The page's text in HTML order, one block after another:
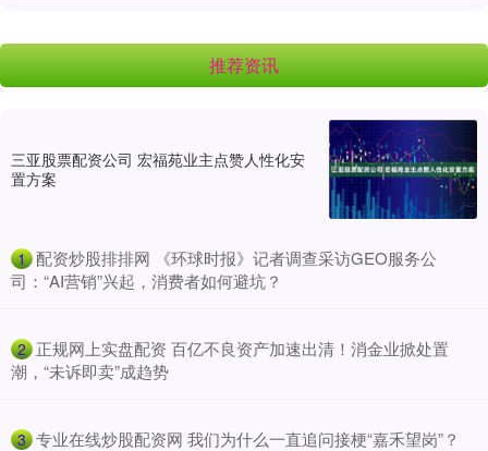
推荐资讯
三亚股票配资公司 宏福苑业主点赞人性化安
置方案
1 ​配资炒股排排网 《环球时报》记者调查采访GEO服务公
司：“AI营销”兴起，消费者如何避坑？
2 ​正规网上实盘配资 百亿不良资产加速出清！消金业掀处置
潮，“未诉即卖”成趋势
3 ​专业在线炒股配资网 我们为什么一直追问接梗“嘉禾望岗”？